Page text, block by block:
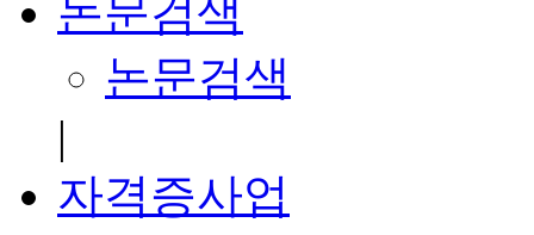
논문검색
논문검색
|
자격증사업